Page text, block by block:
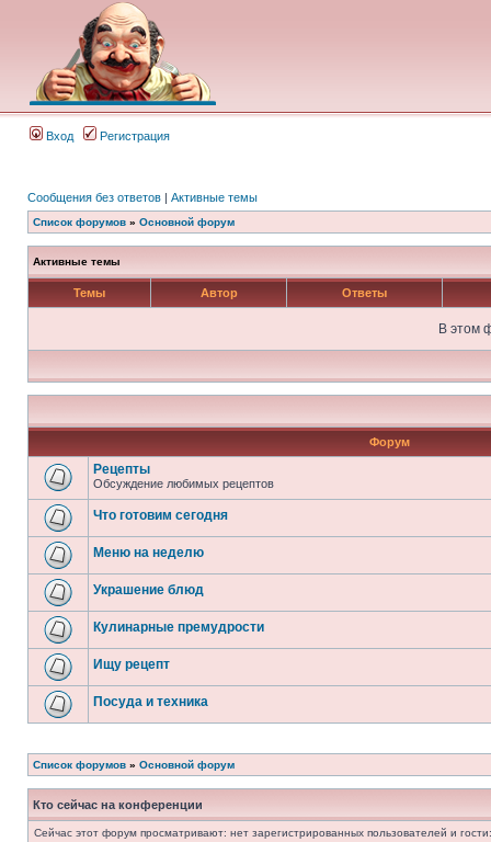
Вход Регистрация
Сообщения без ответов | Активные темы
Список форумов » Основной форум
Активные темы
Темы Автор Ответы
В этом
Форум
Рецепты
Обсуждение любимых рецептов
Что готовим сегодня
Меню на неделю
Украшение блюд
Кулинарные премудрости
Ищу рецепт
Посуда и техника
Список форумов » Основной форум
Кто сейчас на конференции
Сейчас этот форум просматривают: нет зарегистрированных пользователей и